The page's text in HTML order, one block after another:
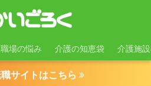
職場の悩み 介護の知恵袋 介護施
サイトはこちら